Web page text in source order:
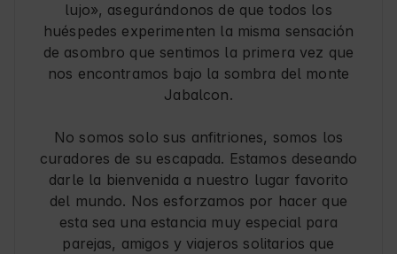
lujo», asegurándonos de que todos los
huéspedes experimenten la misma sensación
de asombro que sentimos la primera vez que
nos encontramos bajo la sombra del monte
Jabalcon.
No somos solo sus anfitriones, somos los
curadores de su escapada. Estamos deseando
darle la bienvenida a nuestro lugar favorito
del mundo. Nos esforzamos por hacer que
esta sea una estancia muy especial para
parejas, amigos y viajeros solitarios que